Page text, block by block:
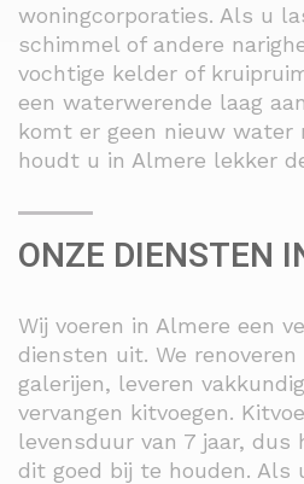
woningcorporaties. Als u
schimmel of andere
vochtige kelder of
een waterwerende laag
komt er geen nieuw water
houdt u in Almere lekker
ONZE DIENSTEN
Wij voeren in Almere een
diensten uit. We renoveren
galerijen, leveren
vervangen kitvoegen.
levensduur van 7 jaar, dus
dit goed bij te houden. Als